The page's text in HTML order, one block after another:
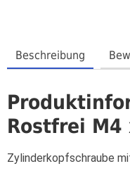
Beschreibung
Rostfrei M4
Zylinderkopfschraube